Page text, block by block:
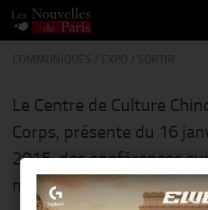
Skip to content
Le Centre de Culture
Corps, présente du 16
2015, des conférences
médecine chinoise